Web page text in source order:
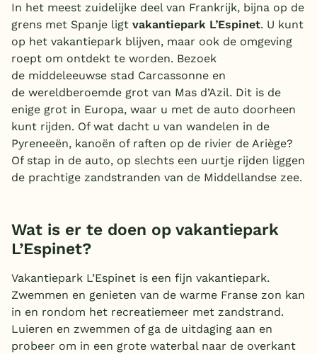
In het meest zuidelijke deel van Frankrijk, bijna op de
grens met Spanje ligt vakantiepark L’Espinet. U kunt
op het vakantiepark blijven, maar ook de omgeving
roept om ontdekt te worden. Bezoek
de middeleeuwse stad Carcassonne en
de wereldberoemde grot van Mas d’Azil. Dit is de
enige grot in Europa, waar u met de auto doorheen
kunt rijden. Of wat dacht u van wandelen in de
Pyreneeën, kanoën of raften op de rivier de Ariège?
Of stap in de auto, op slechts een uurtje rijden liggen
de prachtige zandstranden van de Middellandse zee.
Wat is er te doen op vakantiepark
L’Espinet?
Vakantiepark L’Espinet is een fijn vakantiepark.
Zwemmen en genieten van de warme Franse zon kan
in en rondom het recreatiemeer met zandstrand.
Luieren en zwemmen of ga de uitdaging aan en
probeer om in een grote waterbal naar de overkant